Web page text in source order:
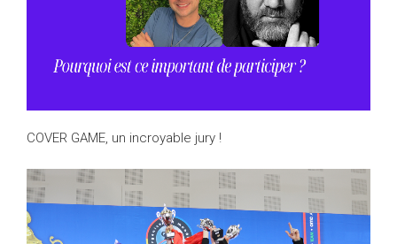
COVER GAME, un incroyable jury !